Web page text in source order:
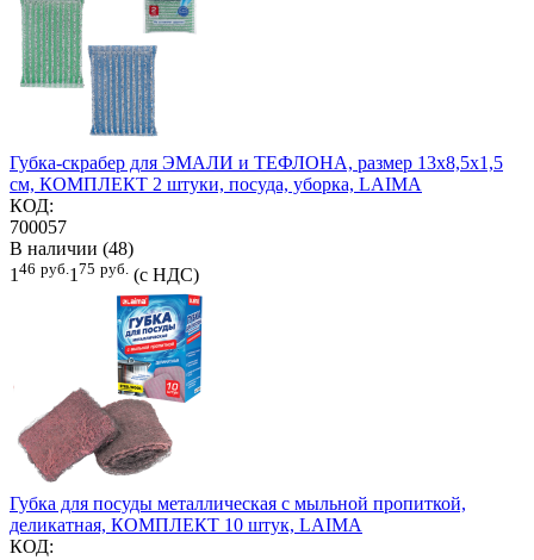
Губка-скрабер для ЭМАЛИ и ТЕФЛОНА, размер 13х8,5х1,5
см, КОМПЛЕКТ 2 штуки, посуда, уборка, LAIMA
КОД:
700057
В наличии (48)
1 46 руб. 1 75 руб. (с НДС)
Губка для посуды металлическая с мыльной пропиткой,
деликатная, КОМПЛЕКТ 10 штук, LAIMA
КОД: